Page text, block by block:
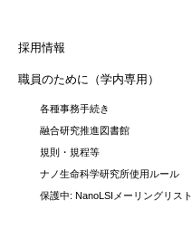
採用情報
職員のために（学内専用）
各種事務手続き
融合研究推進図書館
規則・規程等
ナノ生命科学研究所使用ルール
保護中: NanoLSIメーリングリスト